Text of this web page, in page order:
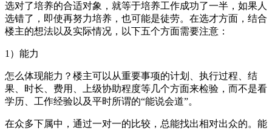
选对了培养的合适对象，就等于培养工作成功了一半，如果人
选错了，即使再努力培养，也可能是徒劳。在选才方面，结合
楼主的想法以及实际情况，以下五个方面需要注意：
1） 能力
怎么体现能力？楼主可以从重要事项的计划、执行过程、结
果、时长、费用、上级协助程度等几个方面来检验，而不是看
学历、工作经验以及平时所谓的“能说会道”。
在众多下属中，通过一对一的比较，总能找出相对出众的。能